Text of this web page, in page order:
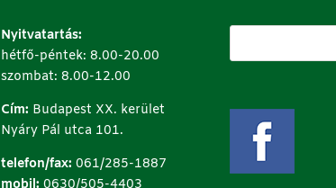
Nyitvatartás:
hétfő-péntek: 8.00-20.00
szombat: 8.00-12.00
Cím: Budapest XX. kerület
Nyáry Pál utca 101.
telefon/fax: 061/285-1887